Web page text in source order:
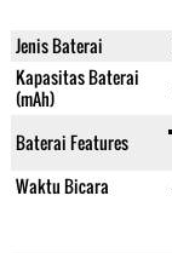
Jenis Baterai
Kapasitas Baterai
(mAh)
Baterai Features
Waktu Bicara